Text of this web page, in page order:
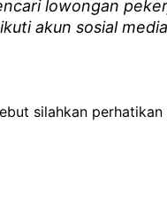
lowongan
akun sosial
silahkan